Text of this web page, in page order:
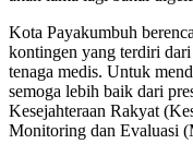
Kota Payakumbuh
kontingen yang terdiri
tenaga medis. Untuk
semoga lebih baik dari
Kesejahteraan Rakyat
Monitoring dan Evaluasi